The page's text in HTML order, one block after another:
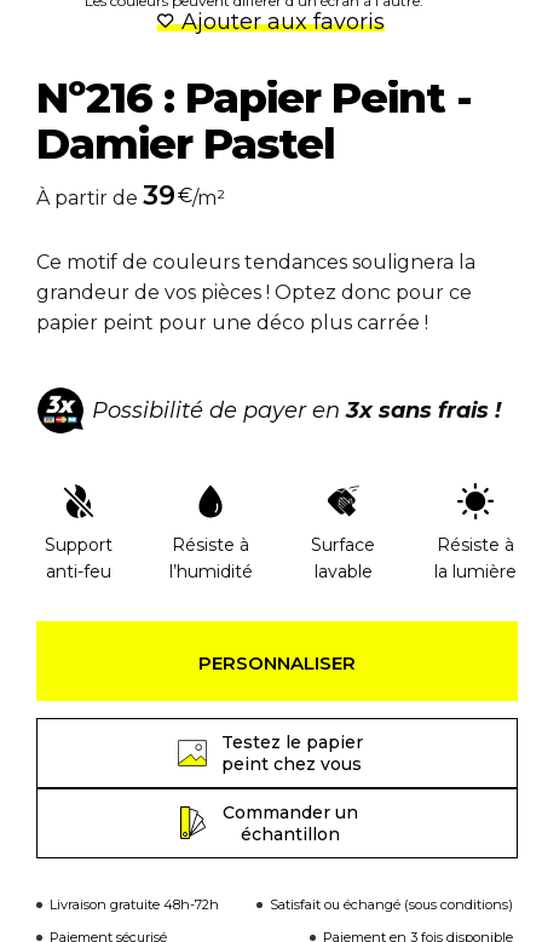
Ajouter aux favoris
Nº216 : Papier Peint -
Damier Pastel
À partir de 39€/m²
Ce motif de couleurs tendances soulignera la
grandeur de vos pièces ! Optez donc pour ce
papier peint pour une déco plus carrée !
Possibilité de payer en3x sans frais !
Support
anti-feu
Résiste à
l’humidité
Surface
lavable
Résiste à
la lumière
PERSONNALISER
Testez le papier
peint chez vous
Commander un
échantillon
Livraison gratuite 48h-72h
Satisfait ou échangé (sous conditions)
Paiement sécurisé
Paiement en 3 fois disponible